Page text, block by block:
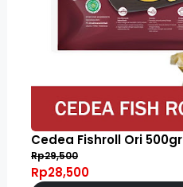
Cedea Fishroll Ori 500gr
Rp29,500
Rp28,500